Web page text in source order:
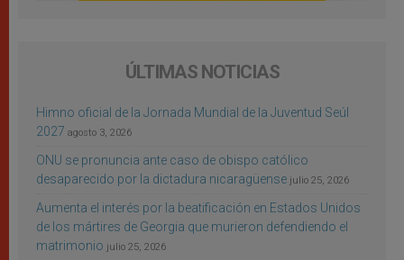
ÚLTIMAS NOTICIAS
Himno oficial de la Jornada Mundial de la Juventud Seúl
2027 agosto 3, 2026
ONU se pronuncia ante caso de obispo católico
desaparecido por la dictadura nicaragüense julio 25, 2026
Aumenta el interés por la beatificación en Estados Unidos
de los mártires de Georgia que murieron defendiendo el
matrimonio julio 25, 2026